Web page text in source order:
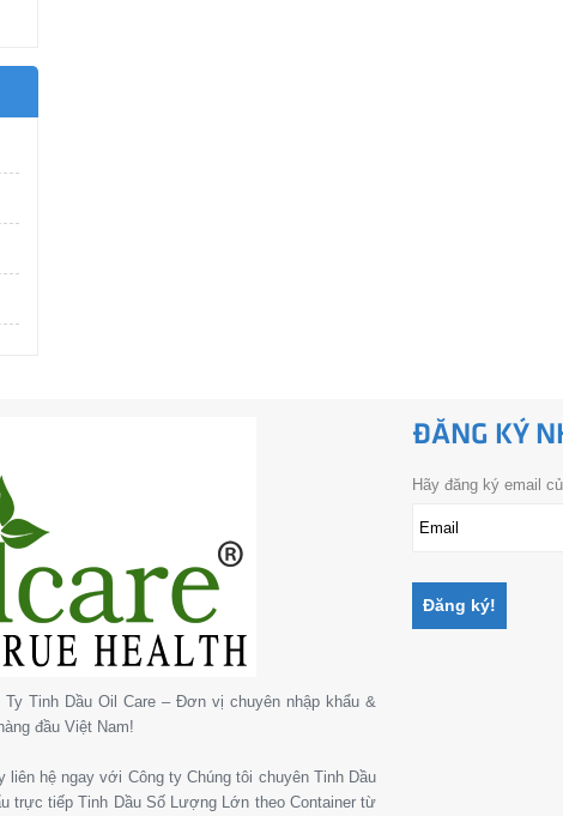
Tinh Dầu Oil Care – Đơn vị chuyên nhập khẩu &
đầu Việt Nam!
hệ ngay với Công ty Chúng tôi chuyên Tinh Dầu
trực tiếp Tinh Dầu Số Lượng Lớn theo Container từ
ĐĂNG KÝ
Hãy đăng ký email